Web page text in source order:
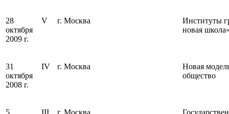
28
октября
2009 г.
V г. Москва
Институты
новая
31
октября
2008 г.
IV г. Москва
Новая
общество
5 III г. Москва